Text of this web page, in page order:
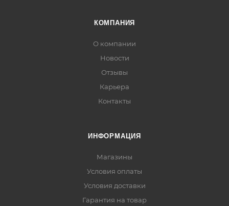
КОМПАНИЯ
О компании
Новости
Отзывы
Карьера
Контакты
ИНФОРМАЦИЯ
Магазины
Условия оплаты
Условия доставки
Гарантия на товар